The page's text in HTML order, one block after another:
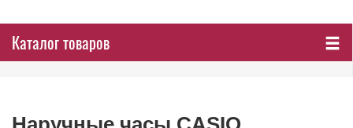
Каталог товаров